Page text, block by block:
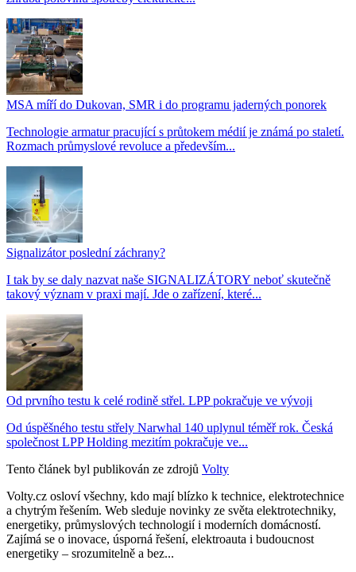
MSA míří do Dukovan, SMR i do programu jaderných ponorek
Technologie armatur pracující s průtokem médií je známá po staletí.
Rozmach průmyslové revoluce a především...
Signalizátor poslední záchrany?
I tak by se daly nazvat naše SIGNALIZÁTORY neboť skutečně
takový význam v praxi mají. Jde o zařízení, které...
Od prvního testu k celé rodině střel. LPP pokračuje ve vývoji
Od úspěšného testu střely Narwhal 140 uplynul téměř rok. Česká
společnost LPP Holding mezitím pokračuje ve...
Tento článek byl publikován ze zdrojů Volty
Volty.cz osloví všechny, kdo mají blízko k technice, elektrotechnice
a chytrým řešením. Web sleduje novinky ze světa elektrotechniky,
energetiky, průmyslových technologií i moderních domácností.
Zajímá se o inovace, úsporná řešení, elektroauta i budoucnost
energetiky – srozumitelně a bez...